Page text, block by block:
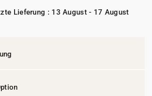
Lieferung : 13 August - 17 August